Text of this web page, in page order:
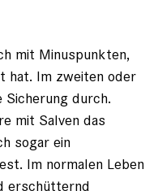
mit Minuspunkten,
hat. Im zweiten oder
durch.
mit Salven das
sogar ein
Im normalen Leben
erschütternd